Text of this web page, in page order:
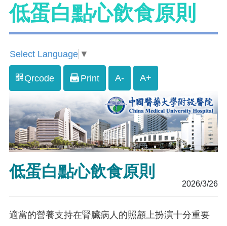
低蛋白點心飲食原則
Select Language ▼
Qrcode Print A- A+
低蛋白點心飲食原則
2026/3/26
適當的營養支持在腎臟病人的照顧上扮演十分重要